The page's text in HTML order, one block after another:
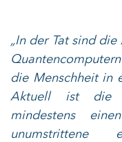
„In der Tat sind
die Menschheit in
Aktuell ist die
mindestens
unumstrittene